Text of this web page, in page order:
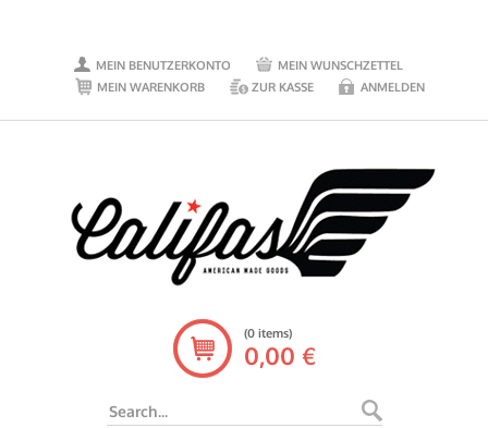
MEIN BENUTZERKONTO
MEIN WUNSCHZETTEL
MEIN WARENKORB
ZUR KASSE ANMELDEN
(0 items)
0,00 €